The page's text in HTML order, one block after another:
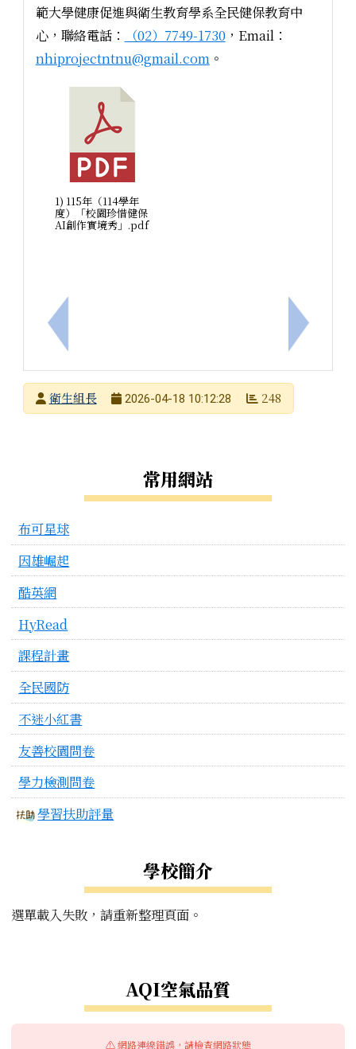
上一筆：檢送臺南市115年度教職員工急救教育研習
範大學健康促進與衛生教育學系全民健保教育中
心，聯絡電話：
（02）7749-1730 ，Email：
nhiprojectntnu@gmail.com。
1) 115年（114學年
度）「校園珍惜健保
AI創作實境秀」.pdf
下一筆：
發布者衛生組長
2026-04-18 10:12:28 248
常用網站
布可星球
因雄崛起
酷英網
HyRead
課程計畫
全民國防
不迷小紅書
友善校園問卷
學力檢測問卷
學習扶助評量
學校簡介
選單載入失敗，請重新整理頁面。
AQI空氣品質
⚠️ 網路連線錯誤，請檢查網路狀態